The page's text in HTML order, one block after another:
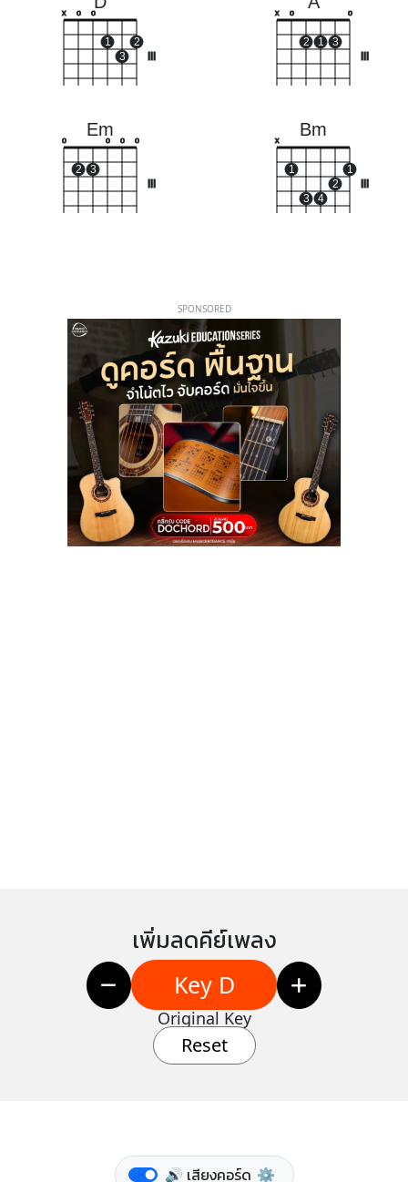
x o o
1
3
2
x o
2 1 3
o
Em
o
2 3
o o o
Bm
x
1
3 4
2
1
SPONSORED
เพิ่มลดคีย์เพลง
Key D
Original Key
Reset
🔊 เสียงคอร์ด ⚙️